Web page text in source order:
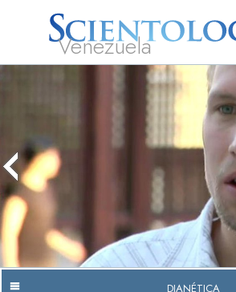
Venezuela
Ministros
Voluntarios
DIANÉTICA